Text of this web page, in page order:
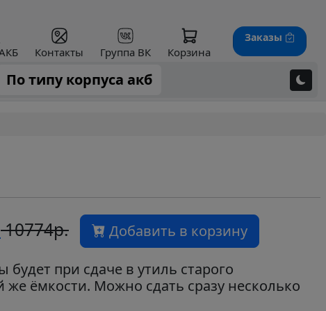
Контакты Группа ВК Корзина
Заказы
По типу корпуса акб
10774р. Добавить в корзину
будет при сдаче в утиль старого
же ёмкости. Можно сдать сразу несколько